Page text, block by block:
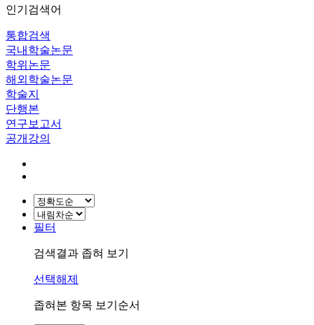
인기검색어
통합검색
국내학술논문
학위논문
해외학술논문
학술지
단행본
연구보고서
공개강의
필터
검색결과 좁혀 보기
선택해제
좁혀본 항목 보기순서